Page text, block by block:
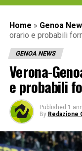
Home » Genoa
orario e probabili
GENOA NEWS
Verona-
e probabili
Published 1
By Redazione